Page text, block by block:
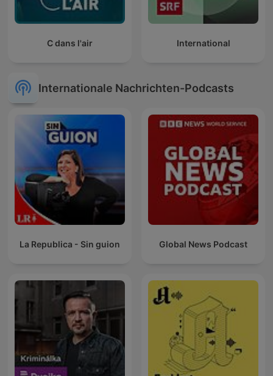
C dans l'air International
Internationale Nachrichten-Podcasts
La Republica - Sin guion Global News Podcast